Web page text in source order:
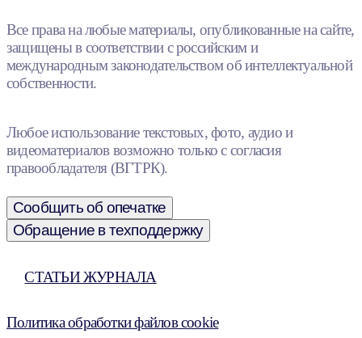
Все права на любые материалы, опубликованные на сайте,
защищены в соответствии с российским и
международным законодательством об интеллектуальной
собственности.
Любое использование текстовых, фото, аудио и
видеоматериалов возможно только с согласия
правообладателя (ВГТРК).
Сообщить об опечатке
Обращение в техподдержку
СТАТЬИ ЖУРНАЛА
Политика обработки файлов cookie